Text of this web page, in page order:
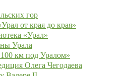
гор
от края до края»
«Урал»
Урала
км под Уралом»
Олега Чегодаева